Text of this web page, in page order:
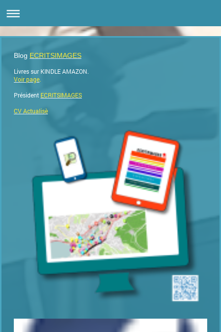
Blog ECRITSIMAGES
Livres sur KINDLE AMAZON.
Voir page.
Président ECRITSIMAGES
CV Actualisè